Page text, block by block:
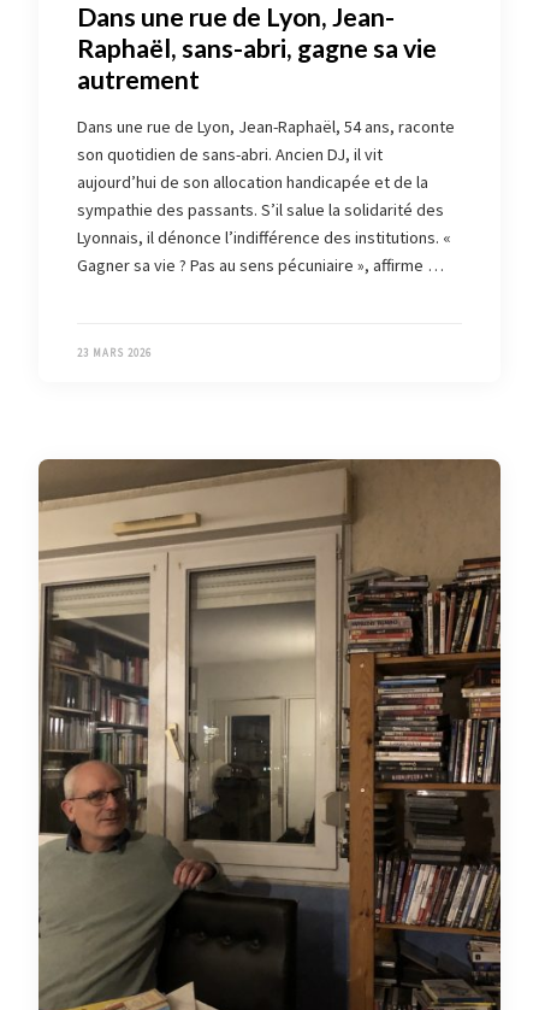
Dans une rue de Lyon, Jean-
Raphaël, sans-abri, gagne sa vie
autrement
Dans une rue de Lyon, Jean-Raphaël, 54 ans, raconte
son quotidien de sans-abri. Ancien DJ, il vit
aujourd’hui de son allocation handicapée et de la
sympathie des passants. S’il salue la solidarité des
Lyonnais, il dénonce l’indifférence des institutions. «
Gagner sa vie ? Pas au sens pécuniaire », affirme …
23 MARS 2026